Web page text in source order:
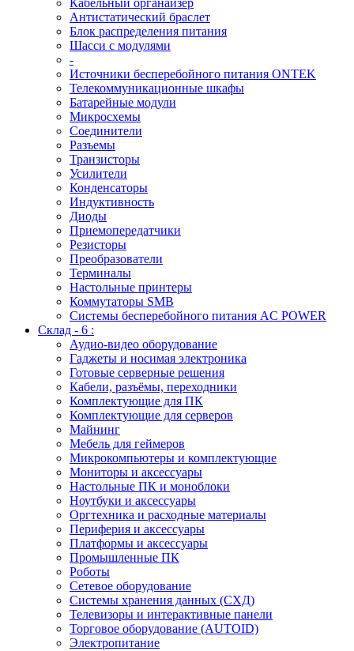
Кабельный органайзер
Антистатический браслет
Блок распределения питания
Шасси с модулями
-
Источники бесперебойного питания ONTEK
Телекоммуникационные шкафы
Батарейные модули
Микросхемы
Соединители
Разъемы
Транзисторы
Усилители
Конденсаторы
Индуктивность
Диоды
Приемопередатчики
Резисторы
Преобразователи
Терминалы
Настольные принтеры
Коммутаторы SMB
Системы бесперебойного питания AC POWER
Склад - 6 :
Аудио-видео оборудование
Гаджеты и носимая электроника
Готовые серверные решения
Кабели, разъёмы, переходники
Комплектующие для ПК
Комплектующие для серверов
Майнинг
Мебель для геймеров
Микрокомпьютеры и комплектующие
Мониторы и аксессуары
Настольные ПК и моноблоки
Ноутбуки и аксессуары
Оргтехника и расходные материалы
Периферия и аксессуары
Платформы и аксессуары
Промышленные ПК
Роботы
Сетевое оборудование
Системы хранения данных (СХД)
Телевизоры и интерактивные панели
Торговое оборудование (AUTOID)
Электропитание